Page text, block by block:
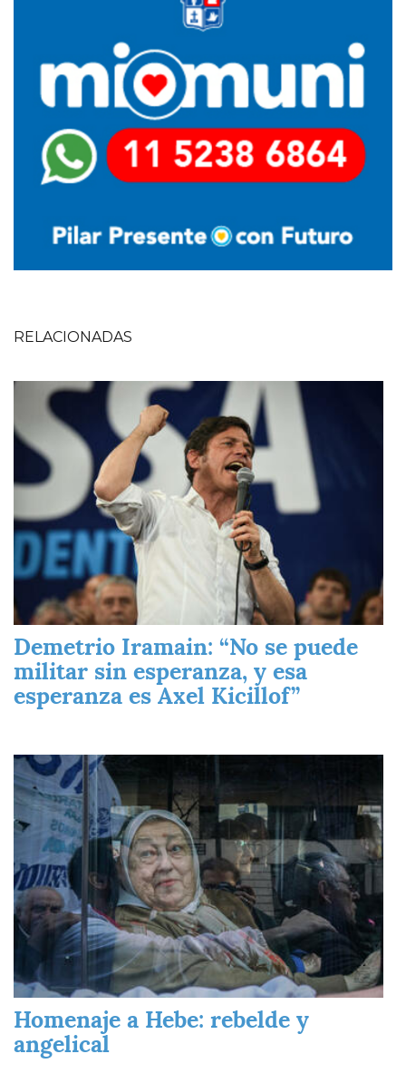
RELACIONADAS
Imagen
Demetrio Iramain: “No se puede
militar sin esperanza, y esa
esperanza es Axel Kicillof”
Imagen
Homenaje a Hebe: rebelde y
angelical